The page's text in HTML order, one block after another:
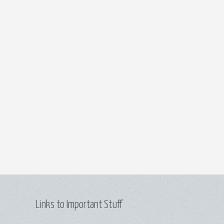
Links to Important Stuff